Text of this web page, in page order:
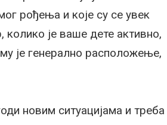
рођења и које су се увек
је ваше дете активно,
је генерално расположење,
новим ситуацијама и треба